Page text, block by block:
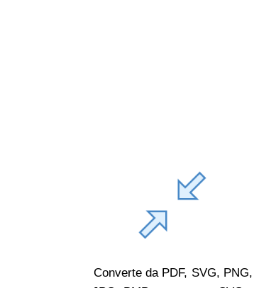
Converte da PDF, SVG, PNG,